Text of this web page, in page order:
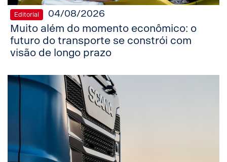
Editorial 04/08/2026
Muito além do momento econômico: o
futuro do transporte se constrói com
visão de longo prazo